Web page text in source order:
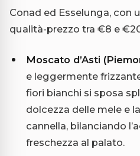
Conad ed Esselunga, con
qualità-prezzo tra €8 e
Moscato d’Asti
e leggermente
fiori bianchi si sposa
dolcezza delle mele e
cannella, bilanciando
freschezza al palato.